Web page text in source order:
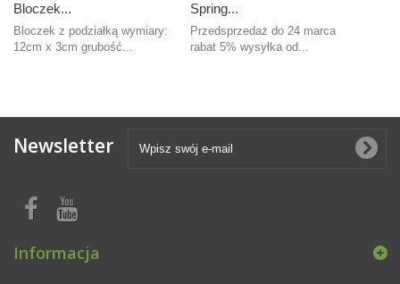
Bloczek...
Bloczek z podziałką wymiary:
12cm x 3cm grubość...
Spring...
Przedsprzedaż do 24 marca
rabat 5% wysyłka od...
Newsletter
Informacja